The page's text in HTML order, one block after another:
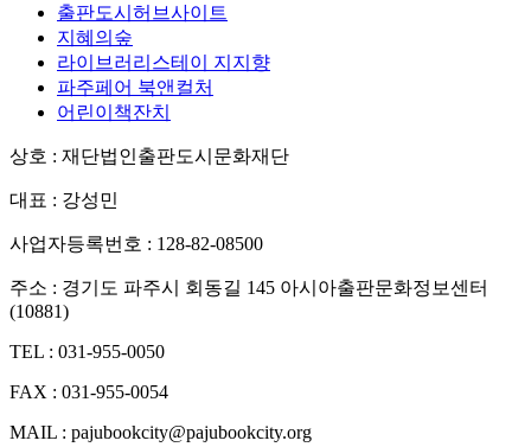
출판도시허브사이트
지혜의숲
라이브러리스테이 지지향
파주페어 북앤컬처
어린이책잔치
상호 : 재단법인출판도시문화재단
대표 : 강성민
사업자등록번호 : 128-82-08500
주소 : 경기도 파주시 회동길 145 아시아출판문화정보센터
(10881)
TEL : 031-955-0050
FAX : 031-955-0054
MAIL : pajubookcity@pajubookcity.org